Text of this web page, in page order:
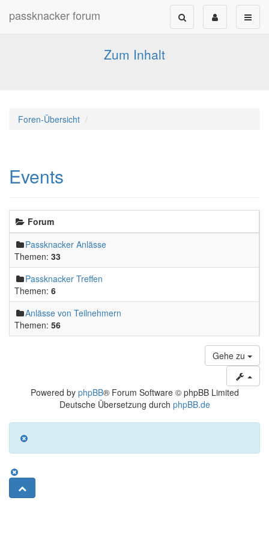
passknacker forum
Forum für alle Pässe- und Tourenfahrer
Zum Inhalt
Foren-Übersicht
Events
Forum
Passknacker Anlässe
Themen: 33
Passknacker Treffen
Themen: 6
Anlässe von Teilnehmern
Themen: 56
Gehe zu
Powered by phpBB® Forum Software © phpBB Limited
Deutsche Übersetzung durch phpBB.de